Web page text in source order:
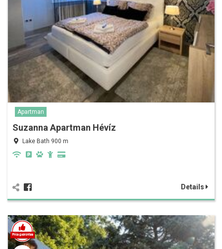
Apartman
Suzanna Apartman Hévíz
Lake Bath 900 m
Details